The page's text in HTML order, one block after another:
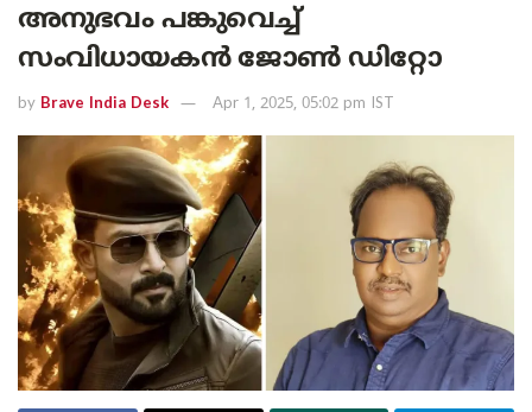
അനുഭവം പങ്കുവെച്ച്
സംവിധായകൻ ജോൺ ഡിറ്റോ
by Brave India Desk Apr 1, 2025, 05:02 pm IST